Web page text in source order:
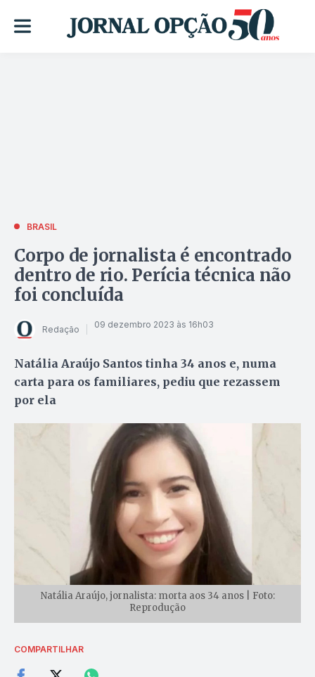
BRASIL
Corpo de jornalista é encontrado
dentro de rio. Perícia técnica não
foi concluída
Redação 09 dezembro 2023 às 16h03
Natália Araújo Santos tinha 34 anos e, numa
carta para os familiares, pediu que rezassem
por ela
Natália Araújo, jornalista: morta aos 34 anos | Foto:
Reprodução
COMPARTILHAR